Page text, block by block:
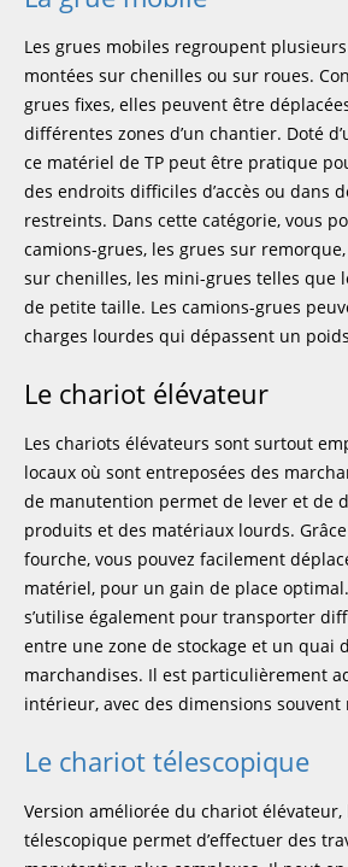
Les grues mobiles regroupent
montées sur chenilles ou sur roues.
grues fixes, elles peuvent être
différentes zones d’un chantier. Doté
ce matériel de TP peut être pratique
des endroits difficiles d’accès ou dans
restreints. Dans cette catégorie, vous
camions-grues, les grues sur
sur chenilles, les mini-grues telles que
de petite taille. Les camions-grues
charges lourdes qui dépassent un
Le chariot élévateur
Les chariots élévateurs sont surtout
locaux où sont entreposées des
de manutention permet de lever et de
produits et des matériaux lourds.
fourche, vous pouvez facilement
matériel, pour un gain de place
s’utilise également pour transporter
entre une zone de stockage et un quai
marchandises. Il est particulièrement
intérieur, avec des dimensions souvent
Le chariot télescopique
Version améliorée du chariot
télescopique permet d’effectuer des